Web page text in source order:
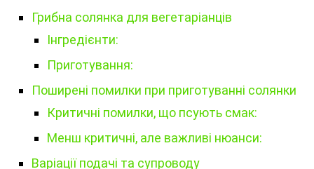
Грибна солянка для вегетаріанців
Інгредієнти:
Приготування:
Поширені помилки при приготуванні солянки
Критичні помилки, що псують смак:
Менш критичні, але важливі нюанси:
Варіації подачі та супроводу